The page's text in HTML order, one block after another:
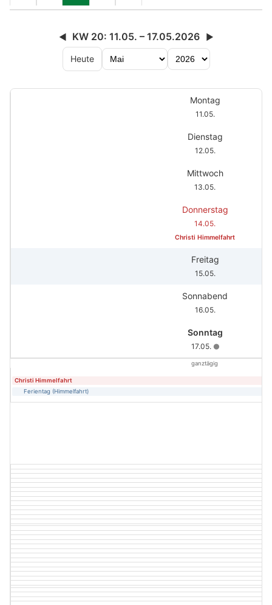
◀ KW 20: 11.05. – 17.05.2026 ▶
Heute
Montag
11.05.
Dienstag
12.05.
Mittwoch
13.05.
Donnerstag
14.05.
Christi Himmelfahrt
Freitag
15.05.
Sonnabend
16.05.
Sonntag
17.05. 🌑
ganztägig
Christi Himmelfahrt
Ferientag (Himmelfahrt)